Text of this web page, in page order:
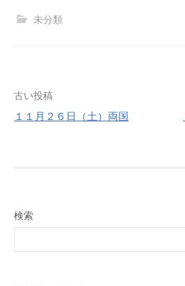
未分類
投
稿
ー
シ
古い投稿
１１月２６日（土）両国
検索